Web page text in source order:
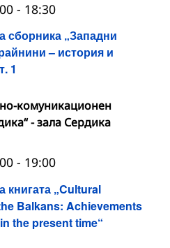
сборника „Западни
– история и
1
- 18:30
комуникационен
- зала Сердика
книгата „Cultural
Balkans: Achievements
the present time“
- 19:00